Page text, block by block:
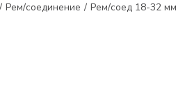
Рем/соединение Рем/соед 18-32 мм